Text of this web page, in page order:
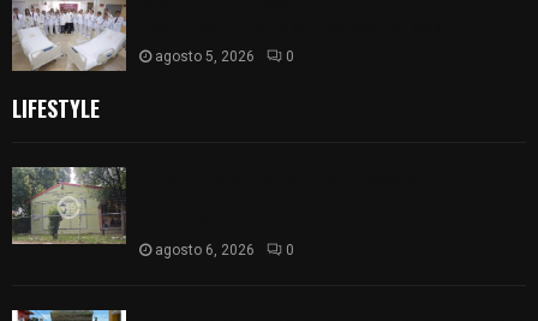
agosto 5, 2026 0
LIFESTYLE
agosto 6, 2026 0